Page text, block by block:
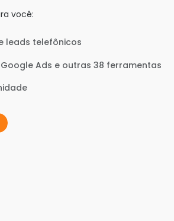
você:
leads telefônicos
Ads e outras 38 ferramentas